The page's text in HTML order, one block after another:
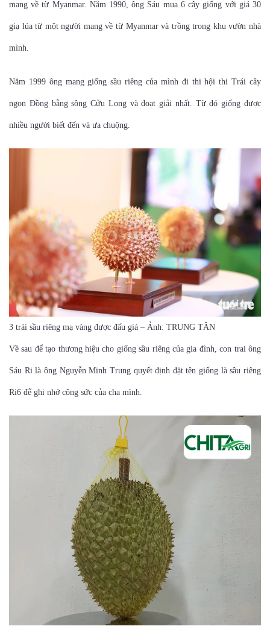
mang về từ Myanmar. Năm 1990, ông Sáu mua 6 cây giống với giá 30
giạ lúa từ một người mang về từ Myanmar và trồng trong khu vườn nhà
mình.
Năm 1999 ông mang giống sầu riêng của mình đi thi hội thi Trái cây
ngon Đồng bằng sông Cửu Long và đoạt giải nhất. Từ đó giống được
nhiều người biết đến và ưa chuộng.
3 trái sầu riêng mạ vàng được đấu giá – Ảnh: TRUNG TÂN
Về sau để tạo thương hiệu cho giống sầu riêng của gia đình, con trai ông
Sáu Ri là ông Nguyễn Minh Trung quyết định đặt tên giống là sầu riêng
Ri6 để ghi nhớ công sức của cha mình.